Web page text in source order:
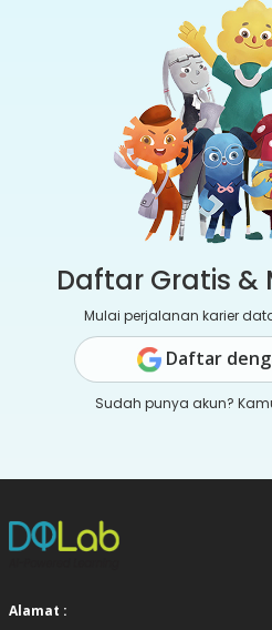
Daftar Gratis &
Mulai perjalanan karier
Daftar
Sudah punya akun?
Alamat :